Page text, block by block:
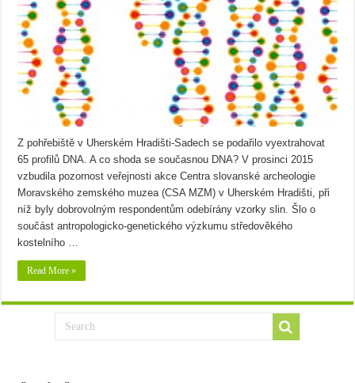
Z pohřebiště v Uherském Hradišti-Sadech se podařilo vyextrahovat
65 profilů DNA. A co shoda se současnou DNA? V prosinci 2015
vzbudila pozornost veřejnosti akce Centra slovanské archeologie
Moravského zemského muzea (CSA MZM) v Uherském Hradišti, při
níž byly dobrovolným respondentům odebírány vzorky slin. Šlo o
součást antropologicko-genetického výzkumu středověkého
kostelního …
Read More »